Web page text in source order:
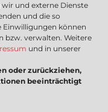
und externe Dienste
und die so
Einwilligungen können
bzw. verwalten. Weitere
und in unserer
oder zurückziehen,
beeinträchtigt